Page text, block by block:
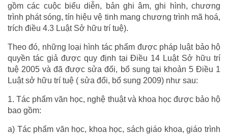
gồm các cuộc biểu diễn, bản ghi âm, ghi hình, chương
trình phát sóng, tín hiệu vệ tinh mang chương trình mã hoá,
trích điều 4.3 Luật Sở hữu trí tuệ).
Theo đó, những loại hình tác phẩm được pháp luật bảo hộ
quyền tác giả được quy định tại Điều 14 Luật Sở hữu trí
tuệ 2005 và đã được sửa đổi, bổ sung tại khoản 5 Điều 1
Luật sở hữu trí tuệ ( sửa đổi, bổ sung 2009) như sau:
1. Tác phẩm văn học, nghệ thuật và khoa học được bảo hộ
bao gồm:
a) Tác phẩm văn học, khoa học, sách giáo khoa, giáo trình